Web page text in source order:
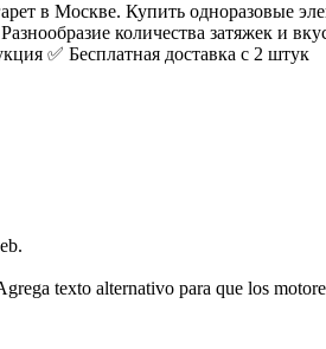
в Москве. Купить одноразовые
количества затяжек и
✅ Бесплатная доставка с 2 штук
texto alternativo para que los